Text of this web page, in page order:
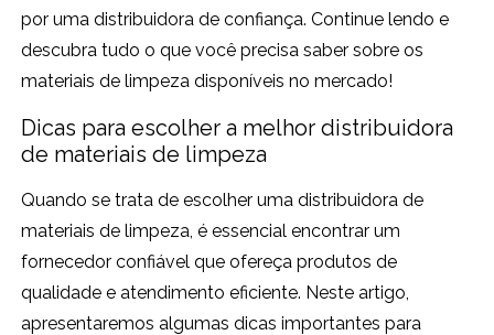
por uma distribuidora de confiança. Continue lendo e
descubra tudo o que você precisa saber sobre os
materiais de limpeza disponíveis no mercado!
Dicas para escolher a melhor distribuidora
de materiais de limpeza
Quando se trata de escolher uma distribuidora de
materiais de limpeza, é essencial encontrar um
fornecedor confiável que ofereça produtos de
qualidade e atendimento eficiente. Neste artigo,
apresentaremos algumas dicas importantes para